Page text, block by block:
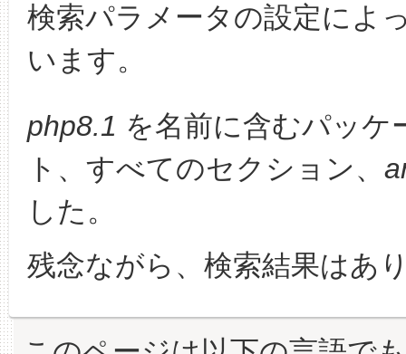
検索パラメータの設定によ
います。
php8.1 を名前に含むパッケ
ト、すべてのセクション、
した。
残念ながら、検索結果はあ